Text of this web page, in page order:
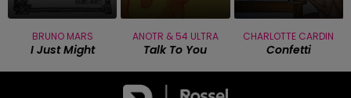
BRUNO MARS
I Just Might
ANOTR & 54 ULTRA
Talk To You
CHARLOTTE CARDIN
Confetti